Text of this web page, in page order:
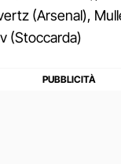
(Arsenal),
(Stoccarda)